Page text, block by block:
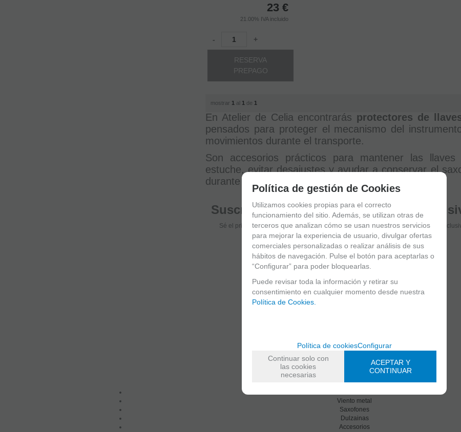
23 €
21.00% IVA incluido
- +
RESERVA
PREPAGO
mostrar 1 al 1 de 1
En Atelier de Celia encontrarás protectores de
pensados para proteger el mecanismo del
movimientos durante el transporte.
Son accesorios prácticos para mantener las
estuche, evitar desajustes y ayudar a conservar el
durante clases, ensayos, conciertos o viajes.
Suscríbete y disfruta de ventajas y
Sé el primero en recibir las novedades y disfruta de descuentos y promociones
He leído y acepto el envío de publicidad
C/ Maria Llacer 8 Bajo - 46007 Valencia
963 81 30 96| info@atelierdecelia.com
Viento metal
Saxofones
Dulzainas
Accesorios
Política de gestión de Cookies
Utilizamos cookies propias para el correcto
funcionamiento del sitio. Además, se utilizan otras de
terceros que analizan cómo se usan nuestros servicios
para mejorar la experiencia de usuario, divulgar ofertas
comerciales personalizadas o realizar análisis de sus
hábitos de navegación. Pulse el botón para aceptarlas o
“Configurar” para poder bloquearlas.
Puede revisar toda la información y retirar su
consentimiento en cualquier momento desde nuestra
Política de Cookies.
Política de cookiesConfigurar
Continuar solo con
las cookies
necesarias
ACEPTAR Y
CONTINUAR